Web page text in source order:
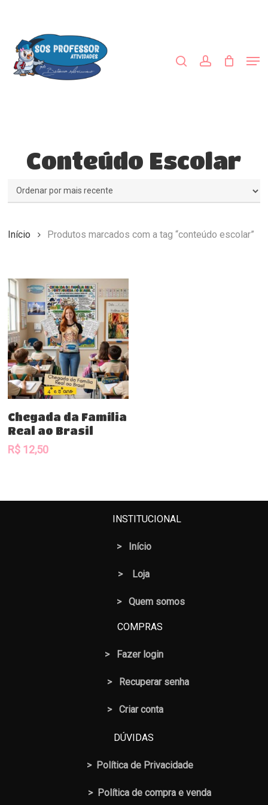
content
Conteúdo Escolar
Início Produtos marcados com a tag “conteúdo escolar”
Comprar
Chegada da Família
Real ao Brasil
R$ 12,50
INSTITUCIONAL
> Início
> Loja
> Quem somos
COMPRAS
> Fazer login
> Recuperar senha
> Criar conta
DÚVIDAS
> Política de Privacidade
> Política de compra e venda